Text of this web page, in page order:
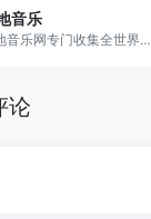
音乐
高地音乐网专门收集全世界伟大的乐队、歌手的所有无损音乐专辑，对人类有杰出贡献的音乐，都是网站收集的对象，欢迎你来获取你需要的音乐。
论